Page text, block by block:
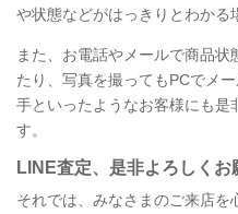
や状態などがはっきりとわかる
また、お電話やメールで商品
たり、写真を撮ってもPCでメ
手といったようなお客様にも是
す。
LINE査定、是非よろしくお
それでは、みなさまのご来店を